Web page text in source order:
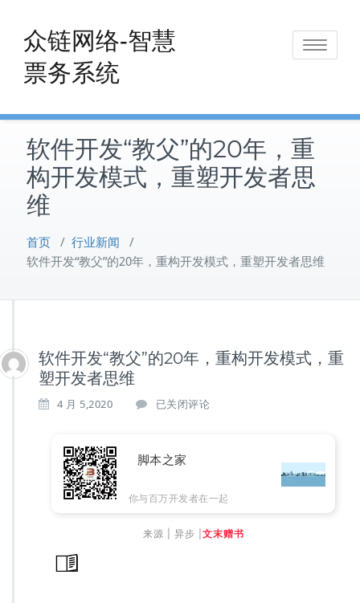
content
众链网络-智慧
票务系统
Toggle
软件开发“教父”的20年，重
构开发模式，重塑开发者思
维
首页 / 行业新闻 /
软件开发“教父”的20年，重构开发模式，重塑开发者思维
软件开发“教父”的20年，重构开发模式，重
塑开发者思维
4 月 5,2020
软
发
“教
的
0
已关闭评论
脚本之家
你与百万开发者在一起
来源 | 异步 | 文末赠书